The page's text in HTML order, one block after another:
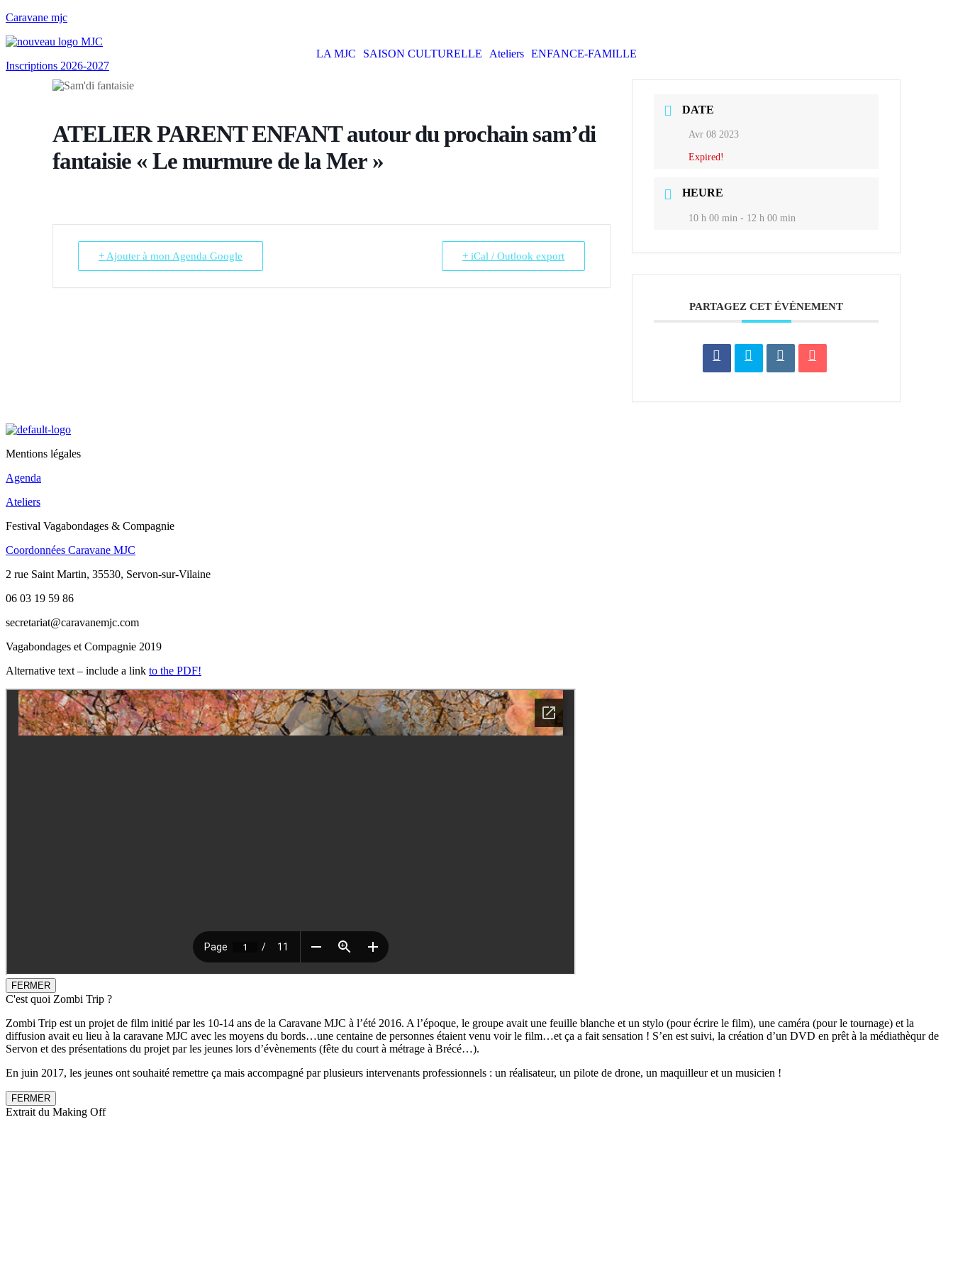
Caravane mjc
LA MJC SAISON CULTURELLE Ateliers ENFANCE-FAMILLE
Inscriptions 2026-2027
ATELIER PARENT ENFANT autour du prochain sam’di
fantaisie « Le murmure de la Mer »
+ Ajouter à mon Agenda Google + iCal / Outlook export
DATE
Avr 08 2023
Expired!
HEURE
10 h 00 min - 12 h 00 min
PARTAGEZ CET ÉVÉNEMENT
Mentions légales
Agenda
Ateliers
Festival Vagabondages & Compagnie
Coordonnées Caravane MJC
2 rue Saint Martin, 35530, Servon-sur-Vilaine
06 03 19 59 86
secretariat@caravanemjc.com
Vagabondages et Compagnie 2019
Alternative text – include a link to the PDF!
FERMER
C'est quoi Zombi Trip ?
Zombi Trip est un projet de film initié par les 10-14 ans de la Caravane MJC à l’été 2016. A l’époque, le groupe avait une feuille blanche et un stylo (pour écrire le film), une caméra (pour le tournage) et la
diffusion avait eu lieu à la caravane MJC avec les moyens du bords…une centaine de personnes étaient venu voir le film…et ça a fait sensation ! S’en est suivi, la création d’un DVD en prêt à la médiathèqur de
Servon et des présentations du projet par les jeunes lors d’évènements (fête du court à métrage à Brécé…).
En juin 2017, les jeunes ont souhaité remettre ça mais accompagné par plusieurs intervenants professionnels : un réalisateur, un pilote de drone, un maquilleur et un musicien !
FERMER
Extrait du Making Off